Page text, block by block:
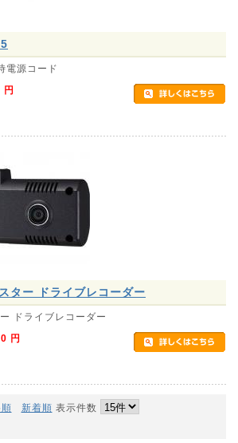
電源コード
円
ター ドライブレコーダー
ドライブレコーダー
円
新着順 表示件数